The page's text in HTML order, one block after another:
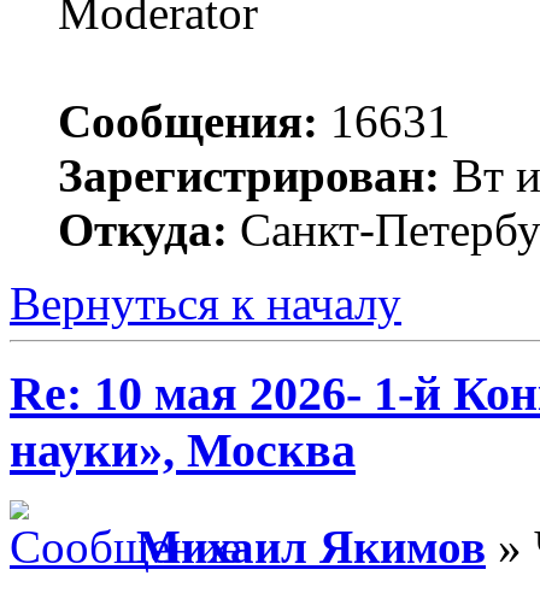
Moderator
Сообщения: 16631
Зарегистрирован: Вт
Откуда: Санкт-
Вернуться к началу
Re: 10 мая 2026- 1-й
науки», Москва
Михаил Якимов »